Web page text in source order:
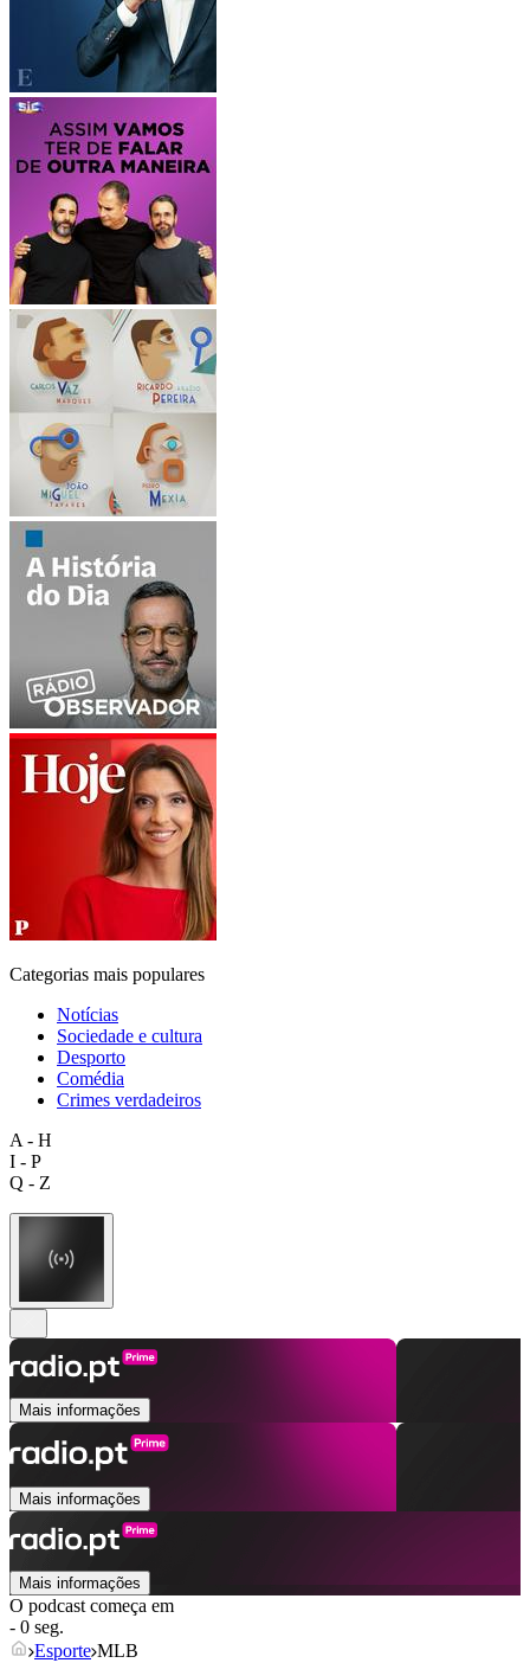
Categorias mais populares
Notícias
Sociedade e cultura
Desporto
Comédia
Crimes verdadeiros
A - H
I - P
Q - Z
Mais informações
Mais informações
Mais informações
O podcast começa em
- 0 seg.
Esporte MLB